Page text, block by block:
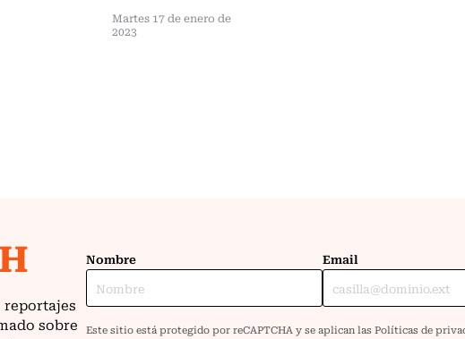
Martes 17 de enero de
2023